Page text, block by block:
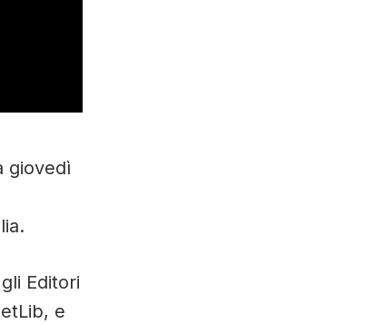
giovedì
Editori
e